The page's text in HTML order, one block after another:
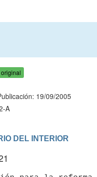
19/09/2005
A
DEL INTERIOR